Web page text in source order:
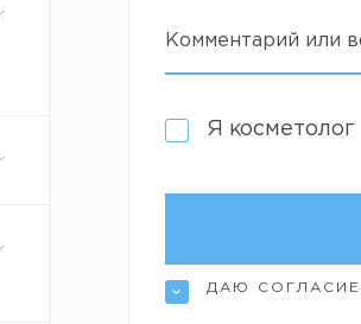
Комментарий или
Я косметолог
ДАЮ